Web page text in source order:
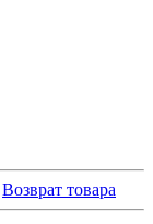
Возврат товара